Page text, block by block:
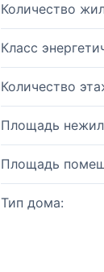
Количество
Класс
Количество
Площадь
Площадь
Тип дома: